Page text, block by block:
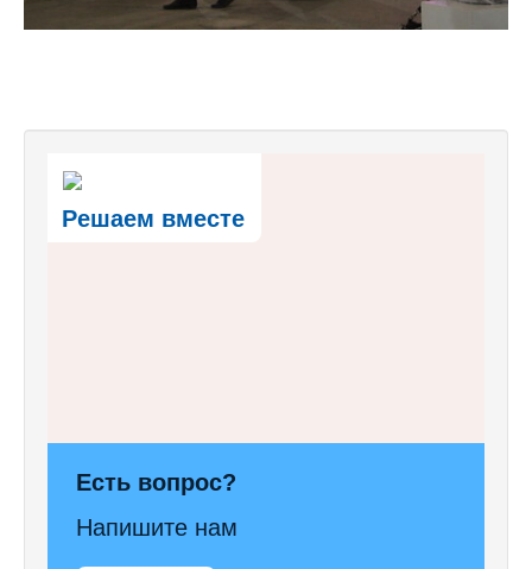
Решаем вместе
Есть вопрос?
Напишите нам